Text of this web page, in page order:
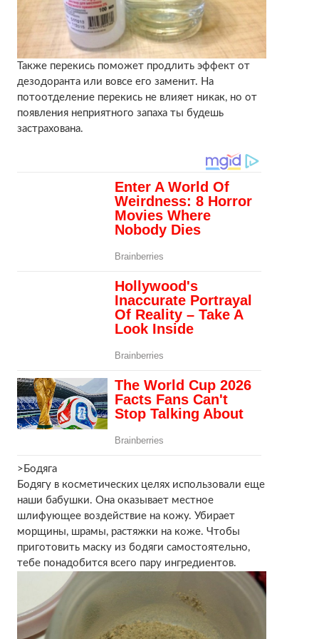
Также перекись поможет продлить эффект от
дезодоранта или вовсе его заменит. На
потоотделение перекись не влияет никак, но от
появления неприятного запаха ты будешь
застрахована.
>Бодяга
Бодягу в косметических целях использовали еще
наши бабушки. Она оказывает местное
шлифующее воздействие на кожу. Убирает
морщины, шрамы, растяжки на коже. Чтобы
приготовить маску из бодяги самостоятельно,
тебе понадобится всего пару ингредиентов.